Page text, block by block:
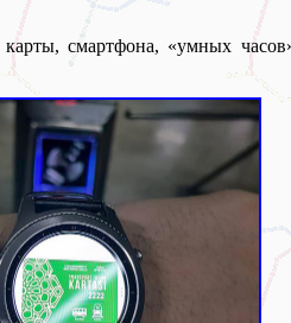
смартфона, «умных